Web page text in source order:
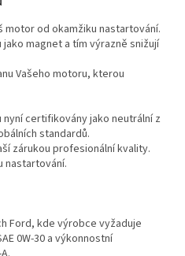
motor od okamžiku nastartování.
magnet a tím výrazně snižují
Vašeho motoru, kterou
certifikovány jako neutrální z
standardů.
zárukou profesionální kvality.
nastartování.
Ford, kde výrobce vyžaduje
0W-30 a výkonnostní